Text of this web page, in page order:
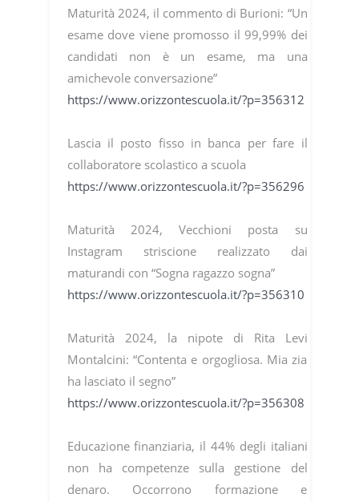
Maturità 2024, il commento di Burioni: “Un
esame dove viene promosso il 99,99% dei
candidati non è un esame, ma una
amichevole conversazione”
https://www.orizzontescuola.it/?p=356312
Lascia il posto fisso in banca per fare il
collaboratore scolastico a scuola
https://www.orizzontescuola.it/?p=356296
Maturità 2024, Vecchioni posta su
Instagram striscione realizzato dai
maturandi con “Sogna ragazzo sogna”
https://www.orizzontescuola.it/?p=356310
Maturità 2024, la nipote di Rita Levi
Montalcini: “Contenta e orgogliosa. Mia zia
ha lasciato il segno”
https://www.orizzontescuola.it/?p=356308
Educazione finanziaria, il 44% degli italiani
non ha competenze sulla gestione del
denaro. Occorrono formazione e